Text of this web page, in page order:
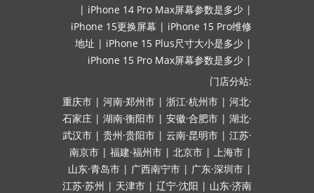
| iPhone 14 Pro Max屏幕参数是多少 |
iPhone 15更换屏幕 | iPhone 15 Pro维修
地址 | iPhone 15 Plus尺寸大小是多少 |
iPhone 15 Pro Max屏幕参数是多少 |
门店分站:
重庆市 | 河南·郑州市 | 浙江·杭州市 | 河北·
石家庄 | 湖南·衡阳市 | 安徽·合肥市 | 湖北·
武汉市 | 贵州·贵阳市 | 云南·昆明市 | 江苏·
南京市 | 福建·福州市 | 北京市 | 上海市 |
山东·青岛市 | 广西南宁市 | 广东·深圳市 |
江苏·苏州 | 天津市 | 辽宁·沈阳 | 山东·济南